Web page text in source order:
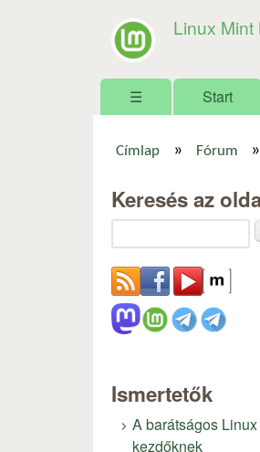
Linux
Főmenü
☰ Start
Címlap » Fórum »
Keresés az
Ismertetők
A barátságos
kezdőknek